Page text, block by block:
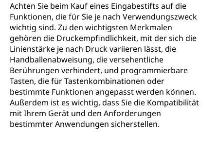
Achten Sie beim Kauf eines Eingabestifts auf die
Funktionen, die für Sie je nach Verwendungszweck
wichtig sind. Zu den wichtigsten Merkmalen
gehören die Druckempfindlichkeit, mit der sich die
Linienstärke je nach Druck variieren lässt, die
Handballenabweisung, die versehentliche
Berührungen verhindert, und programmierbare
Tasten, die für Tastenkombinationen oder
bestimmte Funktionen angepasst werden können.
Außerdem ist es wichtig, dass Sie die Kompatibilität
mit Ihrem Gerät und den Anforderungen
bestimmter Anwendungen sicherstellen.